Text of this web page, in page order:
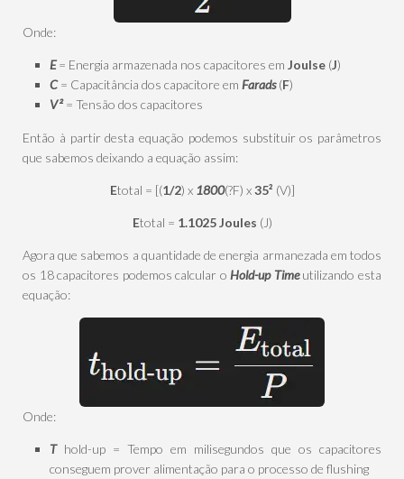
Onde:
E= Energia armazenada nos capacitores em Joulse (J)
C= Capacitância dos capacitore em Farads(F)
V²= Tensão dos capacitores
Então à partir desta equação podemos substituir os parâmetros
que sabemos deixando a equação assim:
Etotal = [(1/2) x 1800(?F) x35² (V)]
Etotal = 1.1025 Joules (J)
Agora que sabemos a quantidade de energia armanezada em todos
os 18 capacitores podemos calcular oHold-up Timeutilizando esta
equação:
Onde:
Thold-up = Tempo em milisegundos que os capacitores
conseguem prover alimentação para o processo de flushing